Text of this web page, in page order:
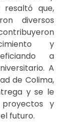
resaltó que,
diversos
y
a
A
de Colima,
y se le
y
futuro.